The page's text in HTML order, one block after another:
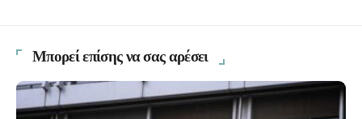
Μπορεί επίσης να σας αρέσει